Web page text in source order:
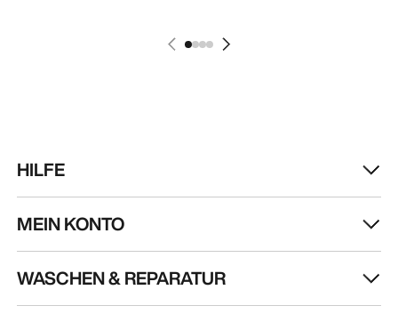
HILFE
MEIN KONTO
WASCHEN & REPARATUR